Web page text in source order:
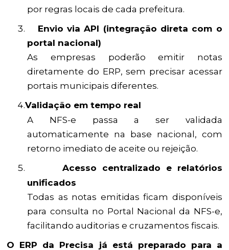
por regras locais de cada prefeitura.
Envio via API (integração direta com o
portal nacional)
As empresas poderão emitir notas
diretamente do ERP, sem precisar acessar
portais municipais diferentes.
Validação em tempo real
A NFS-e passa a ser validada
automaticamente na base nacional, com
retorno imediato de aceite ou rejeição.
Acesso centralizado e relatórios
unificados
Todas as notas emitidas ficam disponíveis
para consulta no Portal Nacional da NFS-e,
facilitando auditorias e cruzamentos fiscais.
O ERP da Precisa já está preparado para a